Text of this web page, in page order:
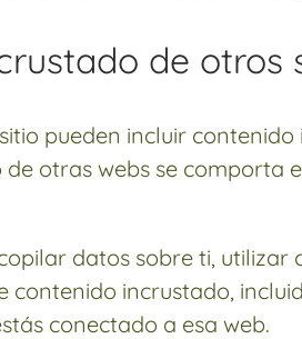
de otros
pueden incluir
otras webs se comporta
datos sobre ti,
contenido incrustado,
conectado a esa web.